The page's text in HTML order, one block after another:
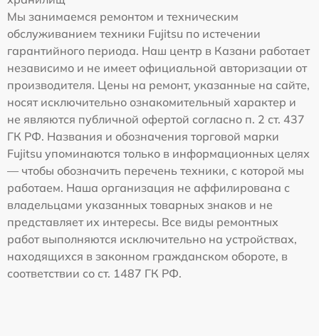
Мы занимаемся ремонтом и техническим
обслуживанием техники Fujitsu по истечении
гарантийного периода. Наш центр в Казани работает
независимо и не имеет официальной авторизации от
производителя. Цены на ремонт, указанные на сайте,
носят исключительно ознакомительный характер и
не являются публичной офертой согласно п. 2 ст. 437
ГК РФ. Названия и обозначения торговой марки
Fujitsu упоминаются только в информационных целях
— чтобы обозначить перечень техники, с которой мы
работаем. Наша организация не аффилирована с
владельцами указанных товарных знаков и не
представляет их интересы. Все виды ремонтных
работ выполняются исключительно на устройствах,
находящихся в законном гражданском обороте, в
соответствии со ст. 1487 ГК РФ.